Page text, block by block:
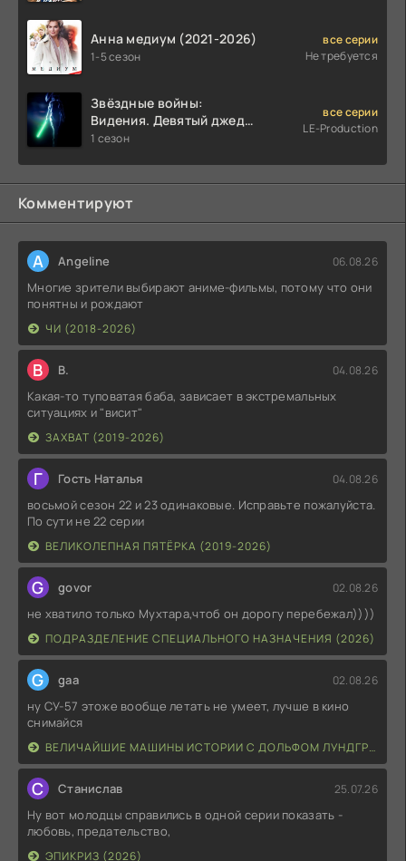
Анна медиум (2021-2026)
1-5 сезон
все серии
Не требуется
Звёздные войны:
Видения. Девятый джедай
(2026)
1 сезон
все серии
LE-Production
Комментируют
A Angeline 06.08.26
Многие зрители выбирают аниме-фильмы, потому что они
понятны и рождают
ЧИ (2018-2026)
В В. 04.08.26
Какая-то туповатая баба, зависает в экстремальных
ситуациях и "висит"
ЗАХВАТ (2019-2026)
Г Гость Наталья 04.08.26
восьмой сезон 22 и 23 одинаковые. Исправьте пожалуйста.
По сути не 22 серии
ВЕЛИКОЛЕПНАЯ ПЯТЁРКА (2019-2026)
G govor 02.08.26
не хватило только Мухтара,чтоб он дорогу перебежал))))
ПОДРАЗДЕЛЕНИЕ СПЕЦИАЛЬНОГО НАЗНАЧЕНИЯ (2026)
G gaa 02.08.26
ну СУ-57 этоже вообще летать не умеет, лучше в кино
снимайся
ВЕЛИЧАЙШИЕ МАШИНЫ ИСТОРИИ С ДОЛЬФОМ ЛУНДГРЕНОМ (2026)
С Станислав 25.07.26
Ну вот молодцы справились в одной серии показать -
любовь, предательство,
ЭПИКРИЗ (2026)